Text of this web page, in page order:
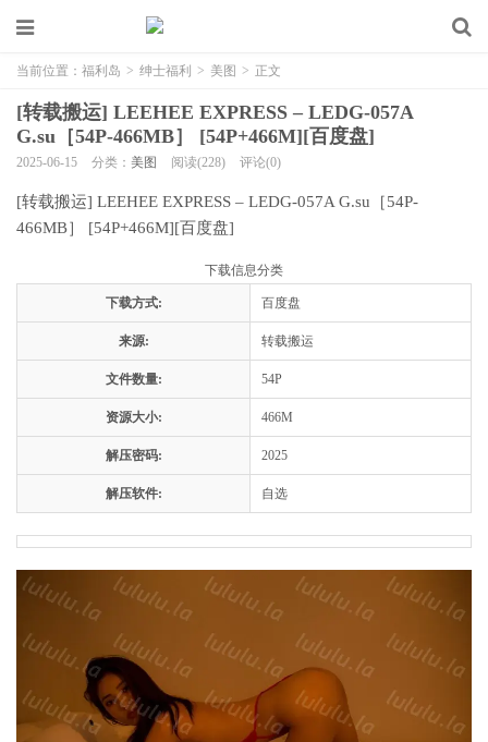
当前位置： 福利岛 > 绅士福利 > 美图 > 正文
[转载搬运] LEEHEE EXPRESS – LEDG-057A
G.su［54P-466MB］ [54P+466M][百度盘]
2025-06-15 分类： 美图 阅读(228) 评论(0)
[转载搬运] LEEHEE EXPRESS – LEDG-057A G.su［54P-
466MB］ [54P+466M][百度盘]
下载信息分类
下载方式: 百度盘
来源: 转载搬运
文件数量: 54P
资源大小: 466M
解压密码: 2025
解压软件: 自选